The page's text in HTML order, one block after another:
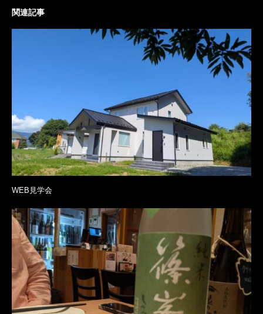
関連記事
WEB見学会